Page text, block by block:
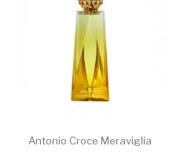
Antonio Croce Meraviglia